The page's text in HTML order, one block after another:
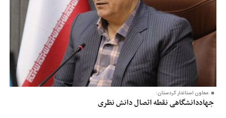
معاون‌ استاندار کردستان:
جهاددانشگاهی نقطه اتصال دانش نظری